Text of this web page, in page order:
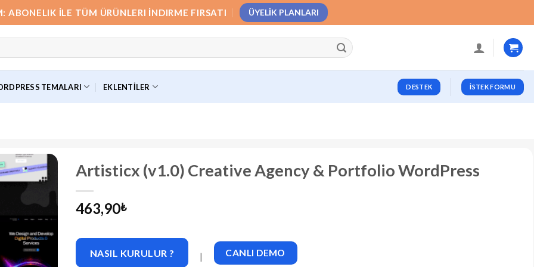
ABONELIK İLE TÜM ÜRÜNLERI İNDIRME FIRSATI ÜYELIK PLANLARI
TEMALARI EKLENTILER DESTEK İSTEK FORMU
Artisticx (v1.0) Creative Agency & Portfolio WordPress
463,90₺
NASIL KURULUR ? | CANLI DEMO